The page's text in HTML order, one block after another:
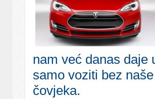
nam već danas daje
samo voziti bez
čovjeka.